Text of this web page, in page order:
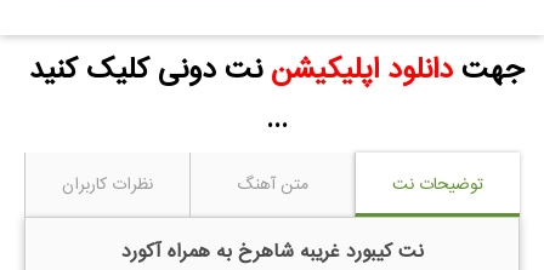
جهتدانلود اپلیکیشن نت دونی کلیک کنید
...
توضیحات نت متن آهنگ نظرات کاربران
نت کیبورد غریبه شاهرخ به همراه آکورد